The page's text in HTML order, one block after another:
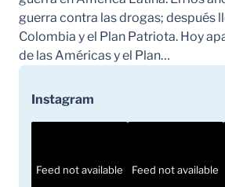
guerra contra las drogas; después
Colombia y el Plan Patriota. Hoy
de las Américas y el Plan…
Instagram
Feed not available Feed not available